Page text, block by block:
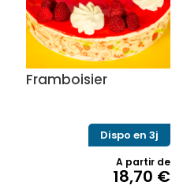
Framboisier
Dispo en 3j
A partir de
18,70 €